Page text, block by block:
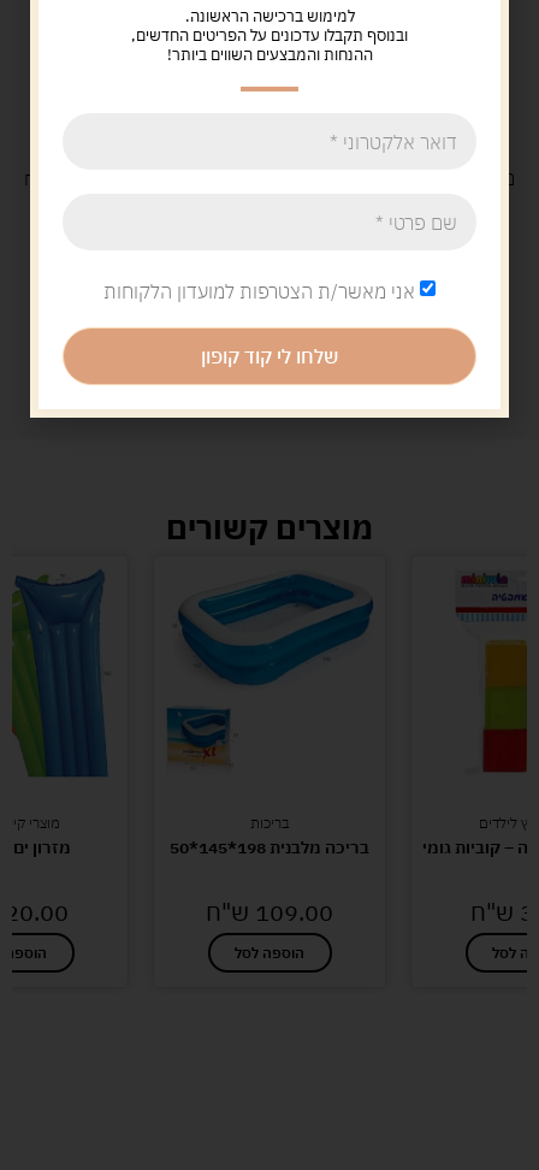
משלוח
מוצרים קשורים
לילדים
– קוביות גומי
ש"ח
לסל
בריכות
בריכה מלבנית 198*145*50
109.00 ש"ח
הוספה לסל
מוצרי קיץ
מזרון ים 180/70
20.00
הוספה
למימוש ברכישה הראשונה.
ובנוסף תקבלו עדכונים על הפריטים החדשים,
ההנחות והמבצעים השווים ביותר!
אני מאשר/ת הצטרפות למועדון הלקוחות
שלחו לי קוד קופון